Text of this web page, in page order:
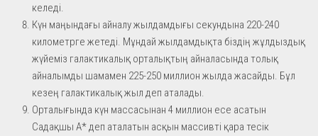
келеді.
Күн маңындағы айналу жылдамдығы секундына 220-240
километрге жетеді. Мұндай жылдамдықта біздің жұлдыздық
жүйеміз галактикалық орталықтың айналасында толық
айналымды шамамен 225-250 миллион жылда жасайды. Бұл
кезең галактикалық жыл деп аталады.
Орталығында күн массасынан 4 миллион есе асатын
Садақшы A* деп аталатын асқын массивті қара тесік